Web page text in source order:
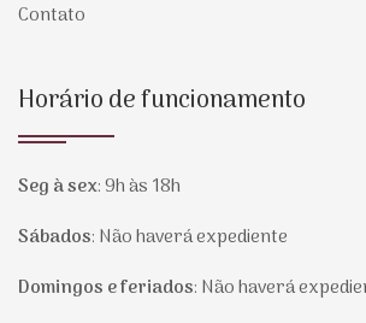
Contato
Horário de funcionamento
Seg à sex:9h às 18h
Sábados: Não haverá expediente
Domingos e feriados: Não haverá